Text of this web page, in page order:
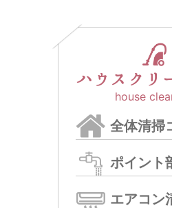
ハウスクリ
house
全体清掃
ポイント
エアコン